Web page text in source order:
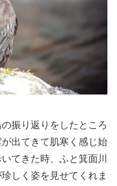
振り返りをしたところ
出てきて肌寒く感じ始
てきた時、ふと箕面川
しく姿を見せてくれま